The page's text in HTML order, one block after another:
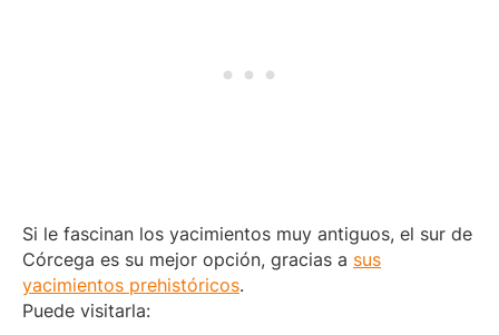
Si le fascinan los yacimientos muy antiguos, el sur de
Córcega es su mejor opción, gracias a sus
yacimientos prehistóricos.
Puede visitarla: